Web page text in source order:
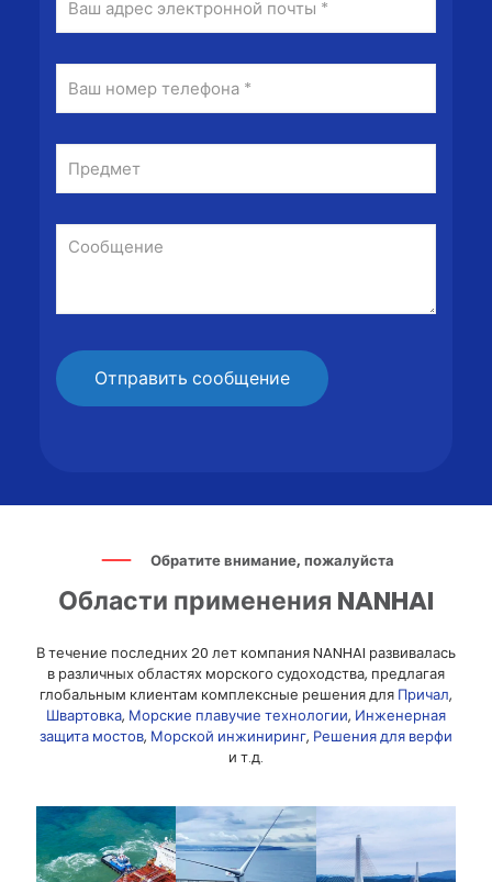
Обратите внимание, пожалуйста
Области применения NANHAI
В течение последних 20 лет компания NANHAI развивалась
в различных областях морского судоходства, предлагая
глобальным клиентам комплексные решения для Причал,
Швартовка, Морские плавучие технологии, Инженерная
защита мостов, Морской инжиниринг, Решения для верфи
и т.д.